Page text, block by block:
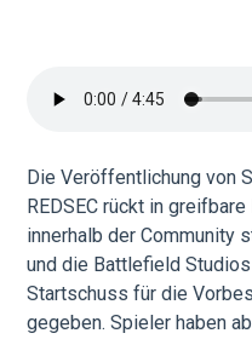
Die Veröffentlichung von
REDSEC rückt in
innerhalb der Community
und die Battlefield
Startschuss für die
gegeben. Spieler haben